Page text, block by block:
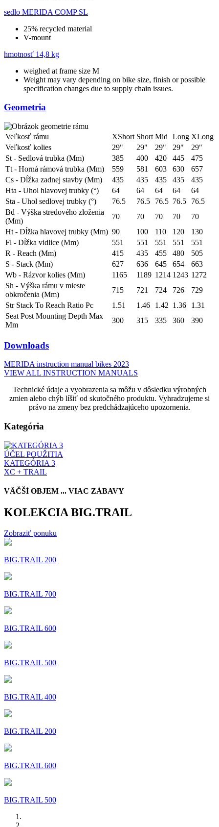
sedlo MERIDA COMP SL
25% recycled material
V-mount
hmotnosť 14,8 kg
weighed at frame size M
Weight may vary depending on bike size, finish or possible
specification changes due to supply chain issues.
Geometria
Veľkosť rámu XShort Short Mid Long XLong
Veľkosť kolies
29" 29" 29" 29"
29"
St - Sedlová trubka (Mm)
385 400 420 445
475
Tt - Horná rámová trubka (Mm)
559 581 603 630
657
Cs - Dĺžka zadnej stavby (Mm)
435 435 435 435
435
Hta - Uhol hlavovej trubky (°)
64 64 64 64
64
Sta - Uhol sedlovej trubky (°)
76.5 76.5 76.5 76.5
76.5
Bd - Výška stredového zloženia
(Mm)
70 70 70 70
70
Ht - Dĺžka hlavovej trubky (Mm) 90 100 110 120
130
Fl - Dĺžka vidlice (Mm)
551 551 551 551
551
R - Reach (Mm)
415 435 455 480
505
S - Stack (Mm)
627 636 645 654
663
Wb - Rázvor kolies (Mm)
1165 1189 1214 1243 1272
Sh - Výška rámu v mieste
obkročenia (Mm)
715 721 724 726
729
Str Stack To Reach Ratio Pc
1.51 1.46 1.42 1.36
1.31
Seat Post Mounting Depth Max
Mm
300 315 335 360 390
Downloads
MERIDA instruction manual bikes 2023
VIEW ALL INSTRUCTION MANUALS
Technické údaje a vyobrazenia sa môžu v dôsledku výrobných
zmien alebo chýb líšiť od skutočného produktu. Vyhradzujeme si
právo na zmeny bez predchádzajúceho upozornenia.
Kategória
ÚČEL POUŽITIA
KATEGÓRIA 3
XC + TRAIL
VÄČŠÍ OBJEM ... VIAC ZÁBAVY
KOLEKCIA BIG.TRAIL
Zobraziť ponuku
BIG.TRAIL 200
BIG.TRAIL 700
BIG.TRAIL 600
BIG.TRAIL 500
BIG.TRAIL 400
BIG.TRAIL 200
BIG.TRAIL 600
BIG.TRAIL 500